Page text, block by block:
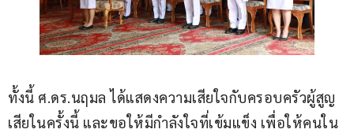
ทั้งนี้ ศ.ดร.นฤมล ได้แสดงความเสียใจกับครอบครัวผู้สูญ
เสียในครั้งนี้ และขอให้มีกำลังใจที่เข้มแข็ง เพื่อให้คนใน